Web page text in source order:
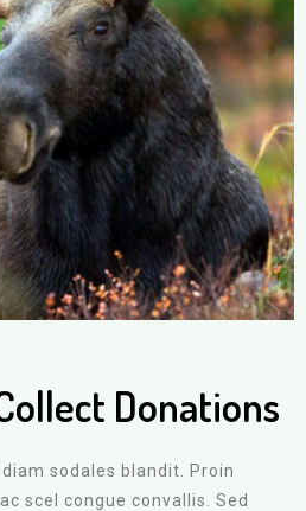
Donations
sodales blandit. Proin
scel congue convallis. Sed